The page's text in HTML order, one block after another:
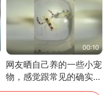
00:10
网友晒自己养的一些小宠
物，感觉跟常见的确实有
些不一样